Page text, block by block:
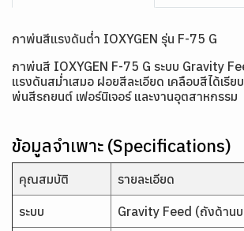
กาพ่นสีแรงดันต่ำ IOXYGEN รุ่น F-75 G
กาพ่นสี IOXYGEN F-75 G ระบบ Gravity
แรงดันสม่ำเสมอ ฝอยสีละเอียด เคลือบสีได้เรีย
พ่นสีรถยนต์ เฟอร์นิเจอร์ และงานอุตสาหกรรม
ข้อมูลจำเพาะ (Specifications)
คุณสมบัติ รายละเอียด
ระบบ Gravity Feed (ถังด้าน